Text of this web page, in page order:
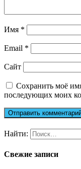
Имя *
Email *
Сайт
Сохранить моё
последующих моих
Найти:
Свежие записи